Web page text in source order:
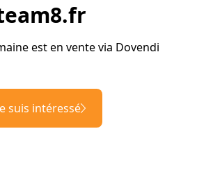
est en vente via Dovendi
suis intéressé